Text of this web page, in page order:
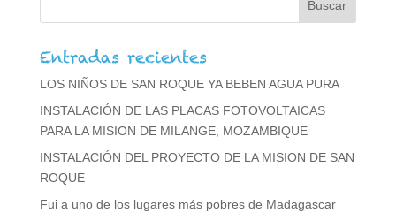
Entradas recientes
LOS NIÑOS DE SAN ROQUE YA BEBEN AGUA PURA
INSTALACIÓN DE LAS PLACAS FOTOVOLTAICAS
PARA LA MISION DE MILANGE, MOZAMBIQUE
INSTALACIÓN DEL PROYECTO DE LA MISION DE SAN
ROQUE
Fui a uno de los lugares más pobres de Madagascar